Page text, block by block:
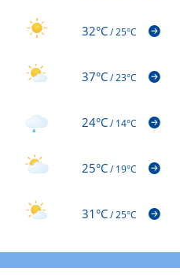
32°C/25°C
37°C/23°C
24°C/14°C
25°C/19°C
31°C/25°C